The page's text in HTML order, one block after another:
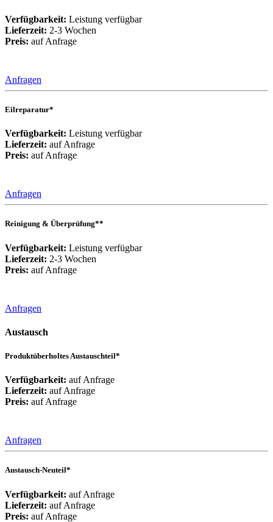
Verfügbarkeit: Leistung verfügbar
Lieferzeit: 2-3 Wochen
Preis: auf Anfrage
Anfragen
Eilreparatur*
Verfügbarkeit: Leistung verfügbar
Lieferzeit: auf Anfrage
Preis: auf Anfrage
Anfragen
Reinigung & Überprüfung**
Verfügbarkeit: Leistung verfügbar
Lieferzeit: 2-3 Wochen
Preis: auf Anfrage
Anfragen
Austausch
Produktüberholtes Austauschteil*
Verfügbarkeit: auf Anfrage
Lieferzeit: auf Anfrage
Preis: auf Anfrage
Anfragen
Austausch-Neuteil*
Verfügbarkeit: auf Anfrage
Lieferzeit: auf Anfrage
Preis: auf Anfrage